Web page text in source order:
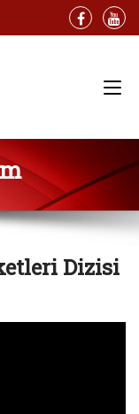
Dizisi